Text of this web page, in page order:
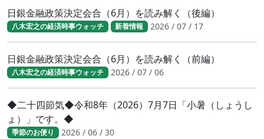
日銀金融政策決定会合（6月）を読み解く（後編）
八木宏之の経済時事ウォッチ 新着情報 2026 / 07 / 17
日銀金融政策決定会合（6月）を読み解く（前編）
八木宏之の経済時事ウォッチ 2026 / 07 / 06
◆二十四節気◆令和8年（2026）7月7日「小暑（しょうし
ょ）」です。◆
季節のお便り 2026 / 06 / 30